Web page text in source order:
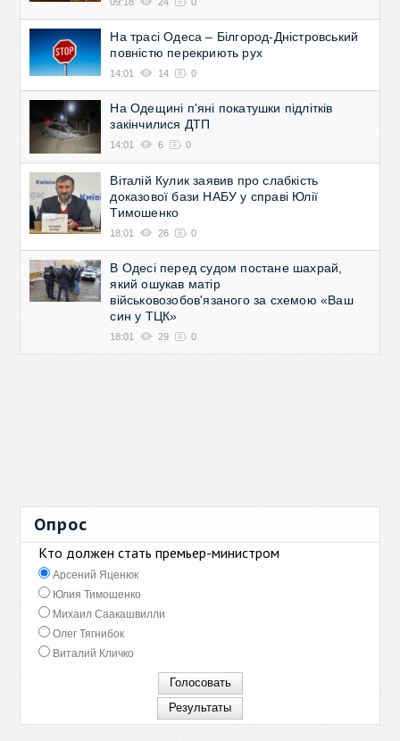
На трасі Одеса – Білгород-Дністровський
повністю перекриють рух
14:01 14 0
На Одещині п'яні покатушки підлітків
закінчилися ДТП
14:01 6 0
Віталій Кулик заявив про слабкість
доказової бази НАБУ у справі Юлії
Тимошенко
18:01 26 0
В Одесі перед судом постане шахрай,
який ошукав матір
військовозобов'язаного за схемою «Ваш
син у ТЦК»
18:01 29 0
Опрос
Кто должен стать премьер-министром
Арсений Яценюк
Юлия Тимошенко
Михаил Саакашвилли
Олег Тягнибок
Виталий Кличко